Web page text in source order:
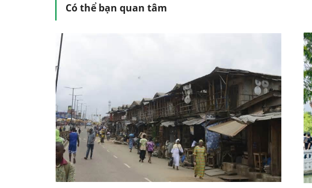
Có thể bạn quan tâm